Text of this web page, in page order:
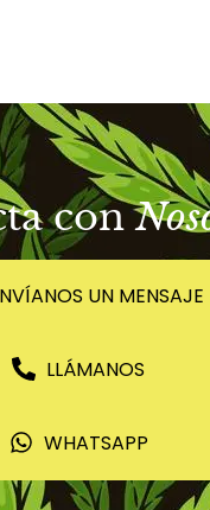
con
UN MENSAJE
LLÁMANOS
WHATSAPP